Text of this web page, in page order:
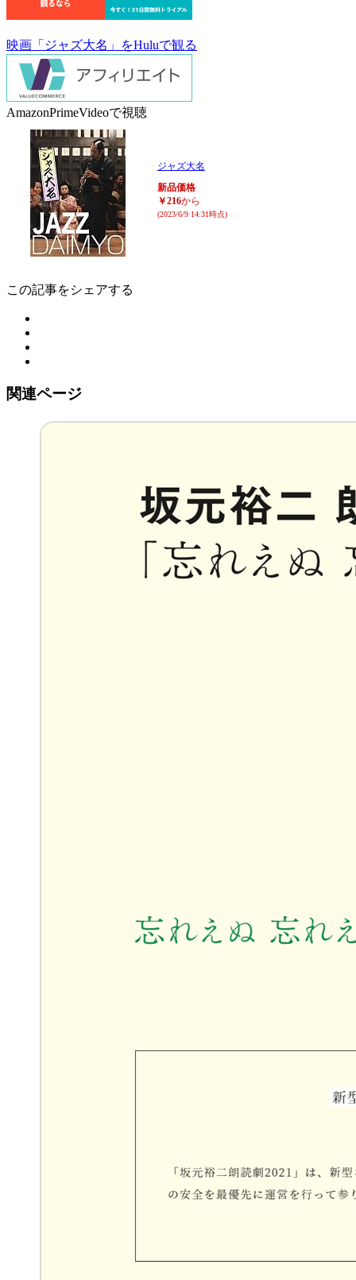
映画「ジャズ大名」をHuluで観る
AmazonPrimeVideoで視聴
ジャズ大名
新品価格
￥216から
(2023/6/9 14:31時点)
この記事をシェアする
関連ページ